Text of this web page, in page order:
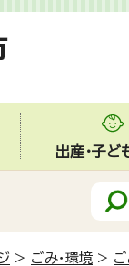
出産・子ど
> ごみ・環境 > ご